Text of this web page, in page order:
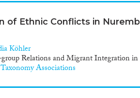
of Ethnic Conflicts in
Köhler
Relations and Migrant Integration in
Associations